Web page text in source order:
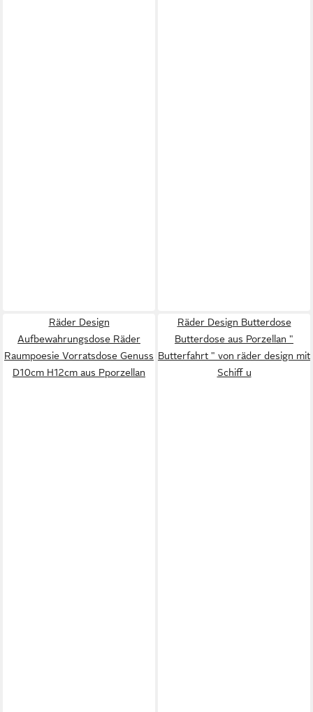
Räder Design
Aufbewahrungsdose Räder
Raumpoesie Vorratsdose Genuss
D10cm H12cm aus Pporzellan
Räder Design Butterdose
Butterdose aus Porzellan "
Butterfahrt " von räder design mit
Schiff u